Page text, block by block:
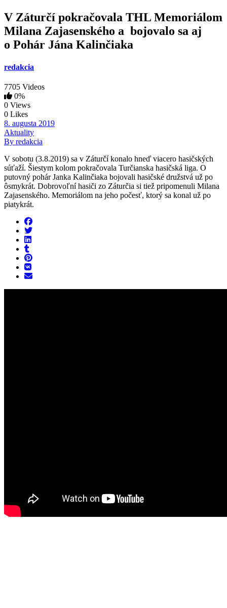
V Záturčí pokračovala THL Memoriálom
Milana Zajasenského a bojovalo sa aj
o Pohár Jána Kalinčiaka
redakcia
7705 Videos
0%
0 Views
0 Likes
8. augusta 2019
Aktuality
By redakcia
V sobotu (3.8.2019) sa v Záturčí konalo hneď viacero hasičských
súťaží. Šiestym kolom pokračovala Turčianska hasičská liga. O
putovný pohár Janka Kalinčiaka bojovali hasičské družstvá už po
ôsmykrát. Dobrovoľní hasiči zo Záturčia si tiež pripomenuli Milana
Zajasenského. Memoriálom na jeho počesť, ktorý sa konal už po
piatykrát.